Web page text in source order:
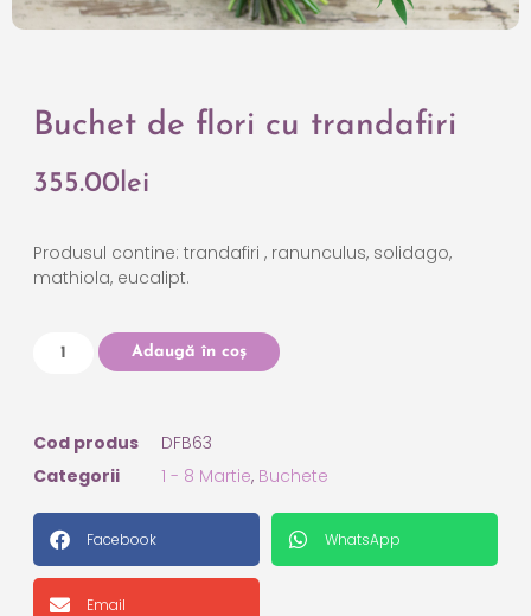
Buchet de flori cu trandafiri
355.00lei
Produsul contine: trandafiri , ranunculus, solidago,
mathiola, eucalipt.
Adaugă în coș
Cod produs
DFB63
Categorii
1 - 8 Martie, Buchete
Facebook WhatsApp
Email